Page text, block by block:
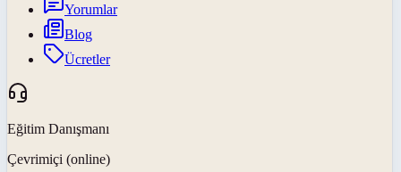
Yorumlar
Blog
Ücretler
Eğitim Danışmanı
Çevrimiçi (online)